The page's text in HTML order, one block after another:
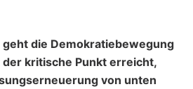
die Demokratiebewegung
kritische Punkt erreicht,
von unten